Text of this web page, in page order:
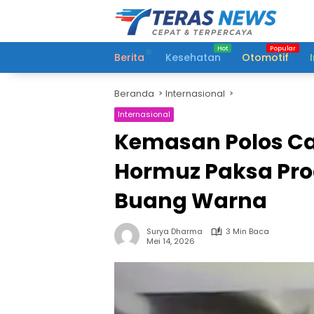
Berita
Kesehatan Otomotif
Beranda Internasional
Internasional
Kemasan Polos
Hormuz Paksa
Buang Warna
Surya Dharma
3 Min Baca
Mei 14, 2026